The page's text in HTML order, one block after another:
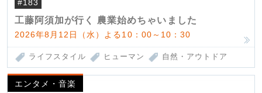
#183
工藤阿須加が行く 農業始めちゃいました
2026年8月12日（水）よる10：00～10：30
ライフスタイル ヒューマン 自然・アウトドア
エンタメ・音楽